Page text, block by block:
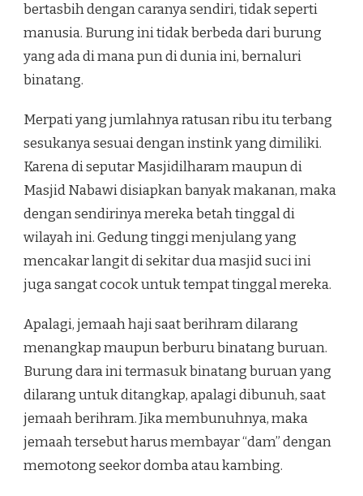
bertasbih dengan caranya sendiri, tidak seperti
manusia. Burung ini tidak berbeda dari burung
yang ada di mana pun di dunia ini, bernaluri
binatang.
Merpati yang jumlahnya ratusan ribu itu terbang
sesukanya sesuai dengan instink yang dimiliki.
Karena di seputar Masjidilharam maupun di
Masjid Nabawi disiapkan banyak makanan, maka
dengan sendirinya mereka betah tinggal di
wilayah ini. Gedung tinggi menjulang yang
mencakar langit di sekitar dua masjid suci ini
juga sangat cocok untuk tempat tinggal mereka.
Apalagi, jemaah haji saat berihram dilarang
menangkap maupun berburu binatang buruan.
Burung dara ini termasuk binatang buruan yang
dilarang untuk ditangkap, apalagi dibunuh, saat
jemaah berihram. Jika membunuhnya, maka
jemaah tersebut harus membayar “dam” dengan
memotong seekor domba atau kambing.